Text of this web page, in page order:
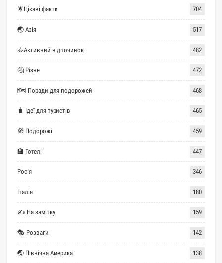
🌟Цікаві факти 704
🌏 Азія 517
🚴Активний відпочинок 482
🤔 Різне 472
🗺 Поради для подорожей 468
🧳 Ідеї для туристів 465
🧭 Подорожі 459
🏨 Готелі 447
Росія 346
Італія 180
✍ На замітку 159
🎭 Розваги 142
🌏 Північна Америка 138